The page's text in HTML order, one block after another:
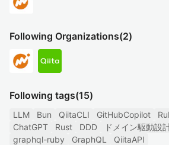
Following Organizations(2)
Following tags(15)
LLM Bun QiitaCLI GitHubCopilot
ChatGPT
Rust DDD ドメイン駆動設
graphql-ruby
GraphQL QiitaAPI